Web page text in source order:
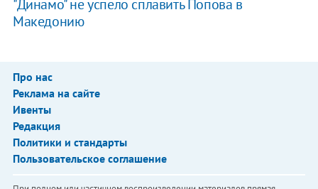
"Динамо" не успело сплавить Попова в
Македонию
Про нас
Реклама на сайте
Ивенты
Редакция
Политики и стандарты
Пользовательское соглашение